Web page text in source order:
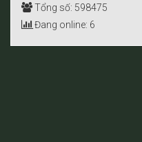
Tổng số: 598475
Đang online: 6